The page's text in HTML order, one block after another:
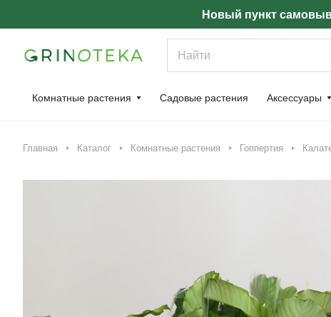
Новый пункт
Комнатные растения Садовые растения Аксессуары
Главная Каталог Комнатные растения Гоппертия